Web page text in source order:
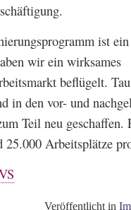
ist
wir ein wirksames
beflügelt.
in den vor- und
Teil neu
Arbeitsplätze
Veröffentlicht in